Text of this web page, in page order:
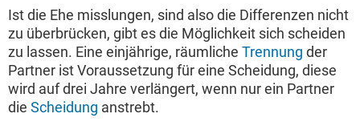
Ist die Ehe misslungen, sind also die Differenzen nicht
zu überbrücken, gibt es die Möglichkeit sich scheiden
zu lassen. Eine einjährige, räumliche Trennung der
Partner ist Voraussetzung für eine Scheidung, diese
wird auf drei Jahre verlängert, wenn nur ein Partner
die Scheidung anstrebt.